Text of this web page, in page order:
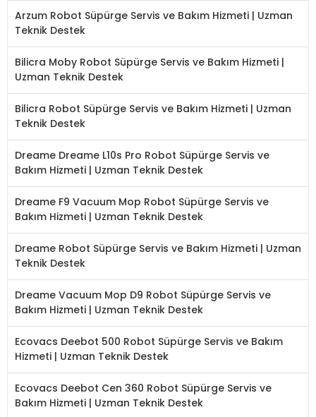
Arzum Robot Süpürge Servis ve Bakım Hizmeti | Uzman
Teknik Destek
Bilicra Moby Robot Süpürge Servis ve Bakım Hizmeti |
Uzman Teknik Destek
Bilicra Robot Süpürge Servis ve Bakım Hizmeti | Uzman
Teknik Destek
Dreame Dreame L10s Pro Robot Süpürge Servis ve
Bakım Hizmeti | Uzman Teknik Destek
Dreame F9 Vacuum Mop Robot Süpürge Servis ve
Bakım Hizmeti | Uzman Teknik Destek
Dreame Robot Süpürge Servis ve Bakım Hizmeti | Uzman
Teknik Destek
Dreame Vacuum Mop D9 Robot Süpürge Servis ve
Bakım Hizmeti | Uzman Teknik Destek
Ecovacs Deebot 500 Robot Süpürge Servis ve Bakım
Hizmeti | Uzman Teknik Destek
Ecovacs Deebot Cen 360 Robot Süpürge Servis ve
Bakım Hizmeti | Uzman Teknik Destek